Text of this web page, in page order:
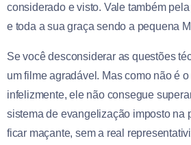
considerado e visto. Vale também
e toda a sua graça sendo a pequena
Se você desconsiderar as questões
um filme agradável. Mas como não é
infelizmente, ele não consegue
sistema de evangelização imposto na
ficar maçante, sem a real